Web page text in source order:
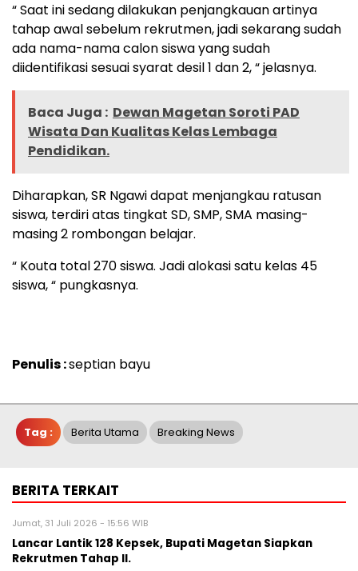
“ Saat ini sedang dilakukan penjangkauan artinya
tahap awal sebelum rekrutmen, jadi sekarang sudah
ada nama-nama calon siswa yang sudah
diidentifikasi sesuai syarat desil 1 dan 2, “ jelasnya.
Baca Juga : Dewan Magetan Soroti PAD
Wisata Dan Kualitas Kelas Lembaga
Pendidikan.
Diharapkan, SR Ngawi dapat menjangkau ratusan
siswa, terdiri atas tingkat SD, SMP, SMA masing-
masing 2 rombongan belajar.
“ Kouta total 270 siswa. Jadi alokasi satu kelas 45
siswa, “ pungkasnya.
Penulis :septian bayu
Tag : Berita Utama Breaking News
BERITA TERKAIT
Jumat, 31 Juli 2026 - 15:56 WIB
Lancar Lantik 128 Kepsek, Bupati Magetan Siapkan
Rekrutmen Tahap II.